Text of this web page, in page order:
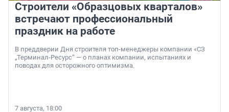
Строители «Образцовых кварталов»
встречают профессиональный
праздник на работе
В преддверии Дня строителя топ-менеджеры компании «СЗ
„Терминал-Ресурс“ — о планах компании, испытаниях и
поводах для осторожного оптимизма.
7 августа, 18:00